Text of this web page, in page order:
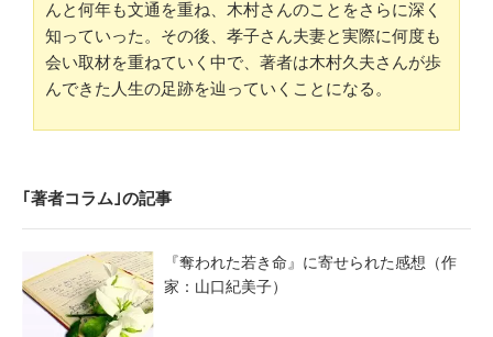
んと何年も文通を重ね、木村さんのことをさらに深く
知っていった。その後、孝子さん夫妻と実際に何度も
会い取材を重ねていく中で、著者は木村久夫さんが歩
んできた人生の足跡を辿っていくことになる。
｢著者コラム｣の記事
『奪われた若き命』に寄せられた感想（作
家：山口紀美子）